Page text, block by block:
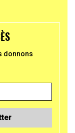
donnons